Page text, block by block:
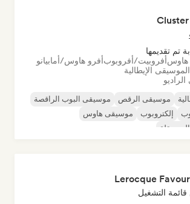
هاوسأفروبيت/أفروبوبأفرو هاوس/أمابيانو
الموسيقى الإيطالية
موسيقى الرقص
موسيقى البوب الراقصة
إلكتروبوب
موسيقى هاوس
Lerocque
قائمة التشغيل